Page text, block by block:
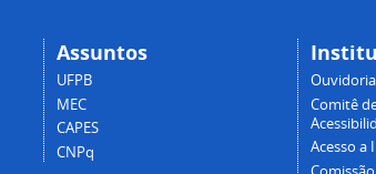
Assuntos
UFPB
MEC
CAPES
CNPq
Ouvidoria
Comitê
Acesso a